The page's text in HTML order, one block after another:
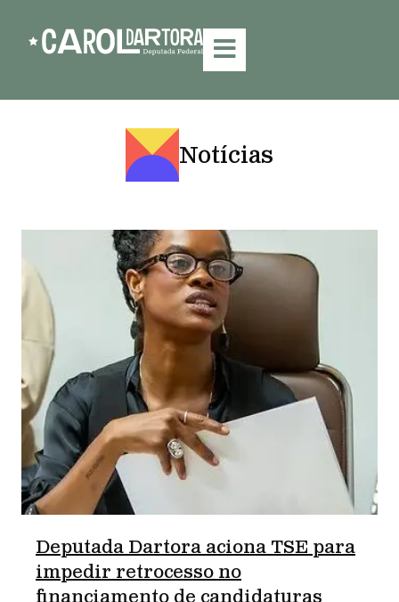
Notícias
Deputada Dartora aciona TSE para
impedir retrocesso no
financiamento de candidaturas